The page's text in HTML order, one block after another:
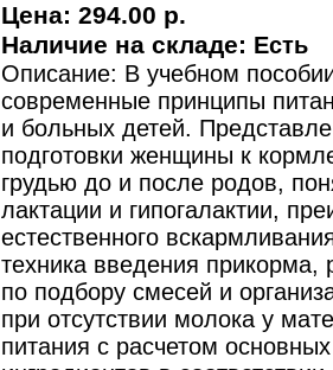
Цена: 294.00 р.
Наличие на складе: Есть
Описание: В учебном
современные принципы
и больных детей.
подготовки женщины к
грудью до и после родов,
лактации и гипогалактии,
естественного
техника введения прикорма,
по подбору смесей и
при отсутствии молока у
питания с расчетом основных